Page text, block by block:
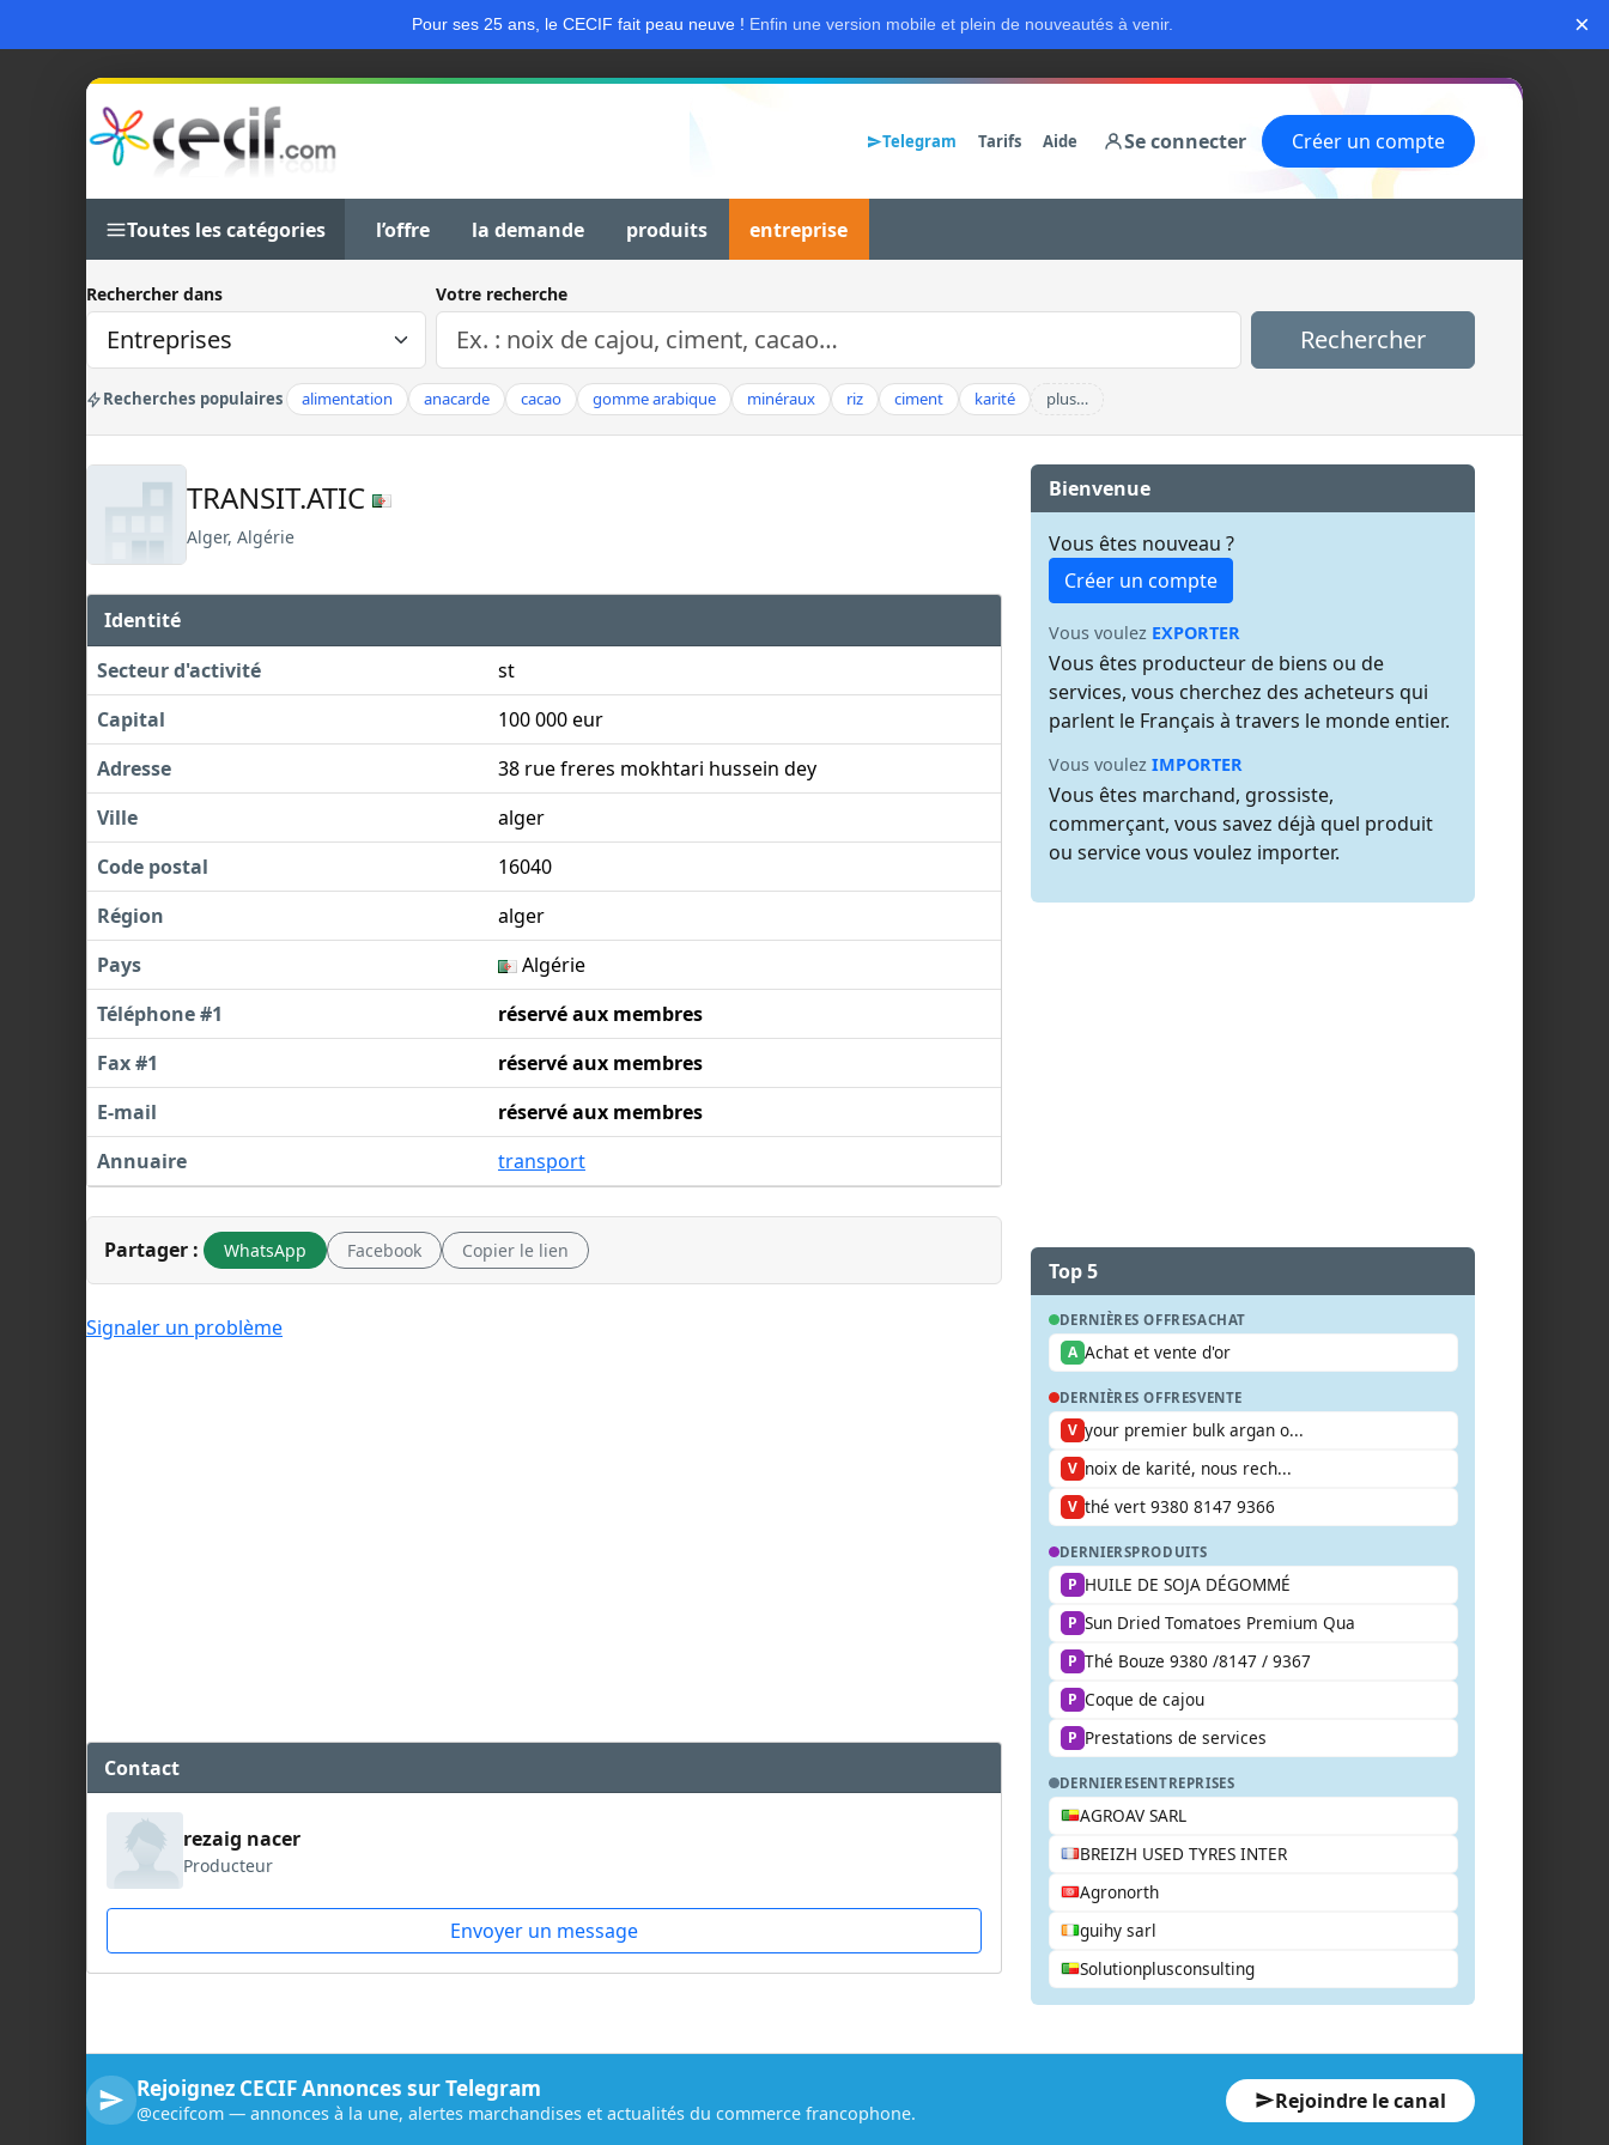
Pour ses 25 ans, le CECIF fait peau neuve ! Enfin une version mobile et plein de nouveautés à venir. ×
Telegram Tarifs Aide Se connecter Créer un compte
Toutes les catégories l’offre la demande produits entreprise
Rechercher dans Votre recherche
Rechercher
Recherches populaires alimentation anacarde cacao gomme arabique minéraux riz ciment karité plus…
TRANSIT.ATIC
Alger, Algérie
Identité
Secteur d'activité
st
Capital
100 000 eur
Adresse
38 rue freres mokhtari hussein dey
Ville
alger
Code postal
16040
Région
alger
Pays
Algérie
Téléphone #1
réservé aux membres
Fax #1
réservé aux membres
E-mail
réservé aux membres
Annuaire
transport
Partager : WhatsApp Facebook Copier le lien
Signaler un problème
Contact
rezaig nacer
Producteur
Envoyer un message
Bienvenue
Vous êtes nouveau ?
Créer un compte
Vous voulez EXPORTER
Vous êtes producteur de biens ou de
services, vous cherchez des acheteurs qui
parlent le Français à travers le monde entier.
Vous voulez IMPORTER
Vous êtes marchand, grossiste,
commerçant, vous savez déjà quel produit
ou service vous voulez importer.
Top 5
DERNIÈRES OFFRESACHAT
A Achat et vente d'or
DERNIÈRES OFFRESVENTE
V your premier bulk argan o...
V noix de karité, nous rech...
V thé vert 9380 8147 9366
DERNIERSPRODUITS
P HUILE DE SOJA DÉGOMMÉ
P Sun Dried Tomatoes Premium Qua
P Thé Bouze 9380 /8147 / 9367
P Coque de cajou
P Prestations de services
DERNIERESENTREPRISES
AGROAV SARL
BREIZH USED TYRES INTER
Agronorth
guihy sarl
Solutionplusconsulting
Rejoignez CECIF Annonces sur Telegram
@cecifcom — annonces à la une, alertes marchandises et actualités du commerce francophone. Rejoindre le canal